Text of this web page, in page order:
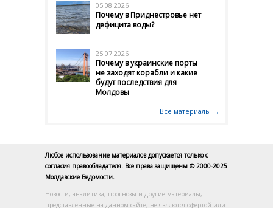
05.08.2026
Почему в Приднестровье нет
дефицита воды?
25.07.2026
Почему в украинские порты
не заходят корабли и какие
будут последствия для
Молдовы
Все материалы →
Любое использование материалов допускается только с
согласия правообладателя. Все права защищены © 2000-2025
Молдавские Ведомости.
Новости, аналитика, прогнозы и другие материалы,
представленные на данном сайте, не являются офертой или